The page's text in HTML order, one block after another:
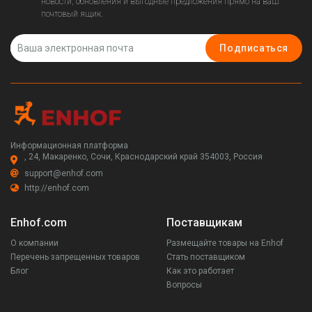
почтовый ящик.
Подписаться
Информационная платформа
, 24, Макаренко, Сочи, Краснодарский край 354003, Россия
support@enhof.com
http://enhof.com
Enhof.com
О компании
Перечень запрещенных товаров
Блог
Поставщикам
Размещайте товары на Enhof
Стать поставщиком
Как это работает
Вопросы